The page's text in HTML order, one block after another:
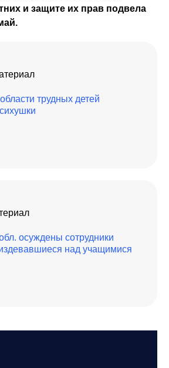
и защите их прав подвела
трудных детей
осуждены сотрудники
над учащимися